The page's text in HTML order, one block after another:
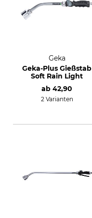
Geka
Geka-Plus Gießstab
Soft Rain Light
ab 42,90
2 Varianten